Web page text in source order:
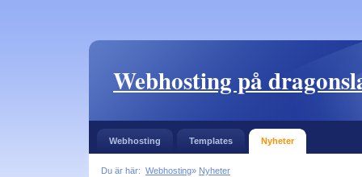
Webhosting på
Webhosting Templates Nyheter
Du är här: Webhosting» Nyheter